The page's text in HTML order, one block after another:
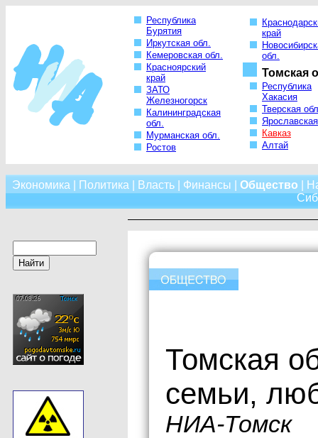
Республика
Бурятия
Иркутская обл.
Кемеровская обл.
Красноярский
край
ЗАТО
Железногорск
Калининградская
обл.
Мурманская обл.
Ростов
край
обл.
Томская
Республика
Хакасия
Тверская
Кавказ
Алтай
Экономика Политика Власть| Финансы Общество
Томская
семьи,
НИА-Томск